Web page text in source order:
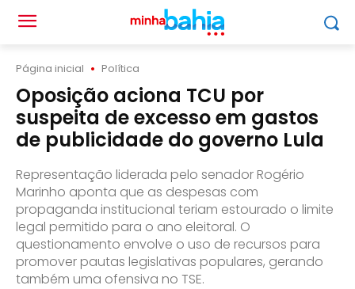
Página inicial Política
Oposição aciona TCU por
suspeita de excesso em gastos
de publicidade do governo Lula
Representação liderada pelo senador Rogério
Marinho aponta que as despesas com
propaganda institucional teriam estourado o limite
legal permitido para o ano eleitoral. O
questionamento envolve o uso de recursos para
promover pautas legislativas populares, gerando
também uma ofensiva no TSE.